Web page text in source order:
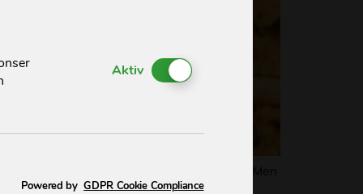
Enable or Disable Cookies
Aktiv
Powered byGDPR Cookie Compliance